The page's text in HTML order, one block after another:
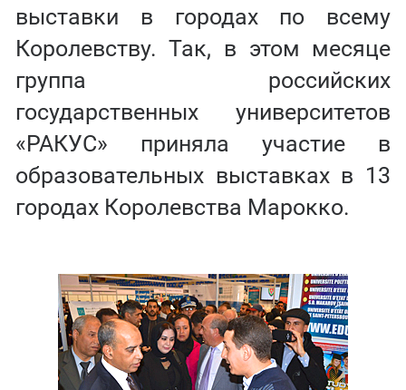
выставки в городах по всему
Королевству. Так, в этом месяце
группа российских
государственных университетов
«РАКУС» приняла участие в
образовательных выставках в 13
городах Королевства Марокко.